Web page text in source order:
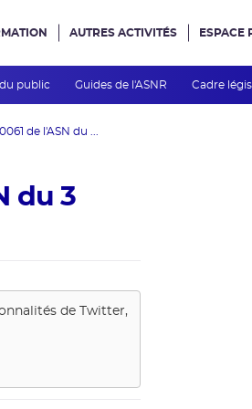
public Guides de l'ASNR Cadre
AUTRES ACTIVITÉS ESPACE
de l'ASN du ...
du 3
de
Twitter,